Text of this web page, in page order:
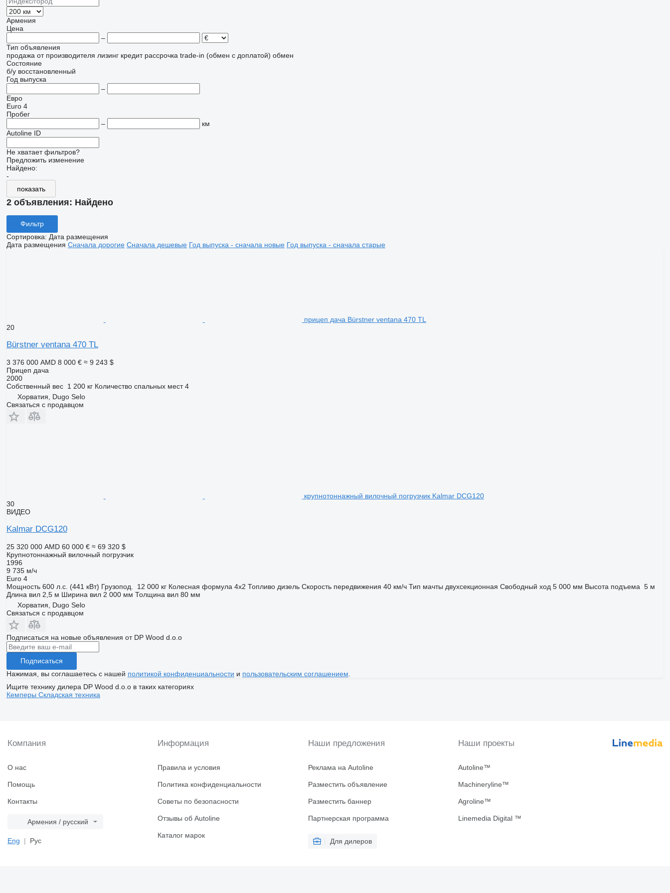
Армения
Цена
–
Тип объявления
продажа от производителя лизинг кредит рассрочка trade-in (обмен с доплатой) обмен
Состояние
б/у восстановленный
Год выпуска
–
Евро
Euro 4
Пробег
–
км
Autoline ID
Не хватает фильтров?
Предложить изменение
Найдено:
-
показать
2 объявления: Найдено
Фильтр
Сортировка: Дата размещения
Дата размещения Сначала дорогие Сначала дешевые Год выпуска - сначала новые Год выпуска - сначала старые
прицеп дача Bürstner ventana 470 TL
20
Bürstner ventana 470 TL
3 376 000 AMD 8 000 € ≈ 9 243 $
Прицеп дача
2000
Собственный вес 1 200 кг Количество спальных мест 4
Хорватия, Dugo Selo
Связаться с продавцом
крупнотоннажный вилочный погрузчик Kalmar DCG120
30
ВИДЕО
Kalmar DCG120
25 320 000 AMD 60 000 € ≈ 69 320 $
Крупнотоннажный вилочный погрузчик
1996
9 735 м/ч
Euro 4
Мощность 600 л.с. (441 кВт) Грузопод. 12 000 кг Колесная формула 4x2 Топливо дизель Скорость передвижения 40 км/ч Тип мачты двухсекционная Свободный ход 5 000 мм Высота подъема 5 м
Длина вил 2,5 м Ширина вил 2 000 мм Толщина вил 80 мм
Хорватия, Dugo Selo
Связаться с продавцом
Подписаться на новые объявления от DP Wood d.o.o
Подписаться
Нажимая, вы соглашаетесь с нашей политикой конфиденциальности и пользовательским соглашением
Ищите технику дилера DP Wood d.o.o в таких категориях
Кемперы Складская техника
Компания
О нас
Помощь
Контакты
Армения / русский
Eng Рус
Информация
Правила и условия
Политика конфиденциальности
Советы по безопасности
Отзывы об Autoline
Каталог марок
Наши предложения
Реклама на Autoline
Разместить объявление
Разместить баннер
Партнерская программа
Для дилеров
Наши проекты
Autoline™
Machineryline™
Agroline™
Linemedia Digital ™